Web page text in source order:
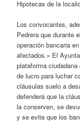
Hipotecas de la
Los convocantes,
Pedrera que durante
operación bancaria
afectados.» El
plataforma
de lucro para luchar
cláusulas suelo a
defenderá que la
la conserven, se
y se evite que los